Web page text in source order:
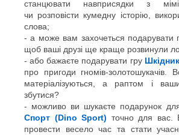
станцювати навприсядки з
чи розповісти кумедну історію,
слова;
а може вам захочеться подарувати
щоб ваші друзі ще краще розвинули
або бажаєте подарувати гру
про пригоди гномів-золотошукачів.
матеріалізуються, а раптом і
збутися?
можливо ви шукаєте подарунок
Спорт (Dino Sport) точно для вас.
провести весело час та стати